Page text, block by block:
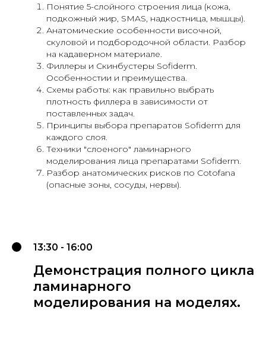
Понятие 5-слойного строения лица (кожа,
подкожный жир, SMAS, надкостница, мышцы).
Анатомические особенности височной,
скуловой и подбородочной области. Разбор
на кадаверном материале.
Филлеры и Скинбустеры Sofiderm.
Особенностии и преимущества.
Схемы работы: как правильно выбрать
плотность филлера в зависимости от
поставленных задач.
Принципы выбора препаратов Sofiderm для
каждого слоя.
Техники "слоеного" ламинарного
моделирования лица препаратами Sofiderm.
Разбор анатомических рисков по Cotofana
(опасные зоны, сосуды, нервы).
13:30 - 16:00
Демонстрация полного цикла
ламинарного
моделирования на моделях.